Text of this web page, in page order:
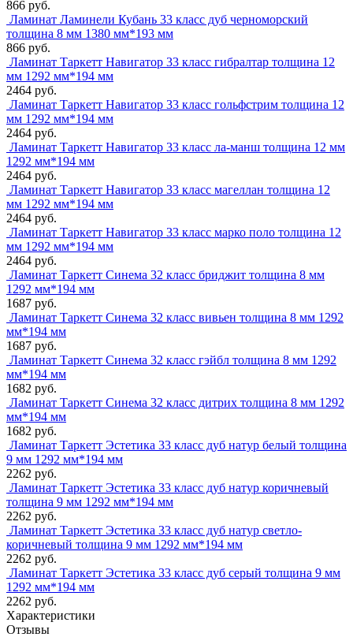
866 руб.
Ламинат Ламинели Кубань 33 класс дуб черноморский
толщина 8 мм 1380 мм*193 мм
866 руб.
Ламинат Таркетт Навигатор 33 класс гибралтар толщина 12
мм 1292 мм*194 мм
2464 руб.
Ламинат Таркетт Навигатор 33 класс гольфстрим толщина 12
мм 1292 мм*194 мм
2464 руб.
Ламинат Таркетт Навигатор 33 класс ла-манш толщина 12 мм
1292 мм*194 мм
2464 руб.
Ламинат Таркетт Навигатор 33 класс магеллан толщина 12
мм 1292 мм*194 мм
2464 руб.
Ламинат Таркетт Навигатор 33 класс марко поло толщина 12
мм 1292 мм*194 мм
2464 руб.
Ламинат Таркетт Синема 32 класс бриджит толщина 8 мм
1292 мм*194 мм
1687 руб.
Ламинат Таркетт Синема 32 класс вивьен толщина 8 мм 1292
мм*194 мм
1687 руб.
Ламинат Таркетт Синема 32 класс гэйбл толщина 8 мм 1292
мм*194 мм
1682 руб.
Ламинат Таркетт Синема 32 класс дитрих толщина 8 мм 1292
мм*194 мм
1682 руб.
Ламинат Таркетт Эстетика 33 класс дуб натур белый толщина
9 мм 1292 мм*194 мм
2262 руб.
Ламинат Таркетт Эстетика 33 класс дуб натур коричневый
толщина 9 мм 1292 мм*194 мм
2262 руб.
Ламинат Таркетт Эстетика 33 класс дуб натур светло-
коричневый толщина 9 мм 1292 мм*194 мм
2262 руб.
Ламинат Таркетт Эстетика 33 класс дуб серый толщина 9 мм
1292 мм*194 мм
2262 руб.
Характеристики
Отзывы